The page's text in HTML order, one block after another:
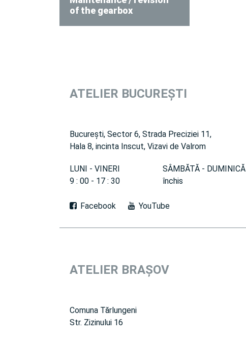
of the gearbox
ATELIER BUCUREȘTI
București, Sector 6, Strada Preciziei 11,
Hala 8, incinta Inscut, Vizavi de Valrom
LUNI - VINERI
9 : 00 - 17 : 30
SÂMBĂTĂ - DUMINICĂ
închis
Facebook YouTube
ATELIER BRAȘOV
Comuna Tărlungeni
Str. Zizinului 16